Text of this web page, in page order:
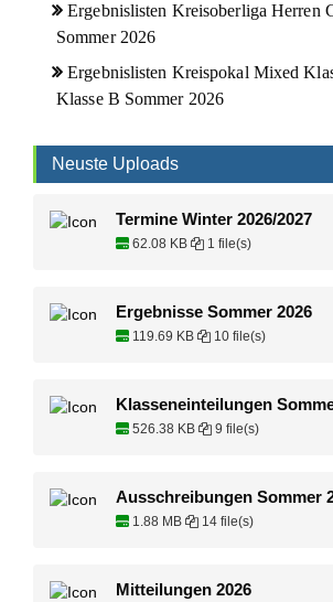
Ergebnislisten Kreisoberliga Herren
Sommer 2026
Ergebnislisten Kreispokal Mixed
Klasse B Sommer 2026
Neuste Uploads
Termine Winter 2026/2027
62.08 KB 1 file(s)
Ergebnisse Sommer 2026
119.69 KB 10 file(s)
Klasseneinteilungen
526.38 KB 9 file(s)
Ausschreibungen Sommer
1.88 MB 14 file(s)
Mitteilungen 2026